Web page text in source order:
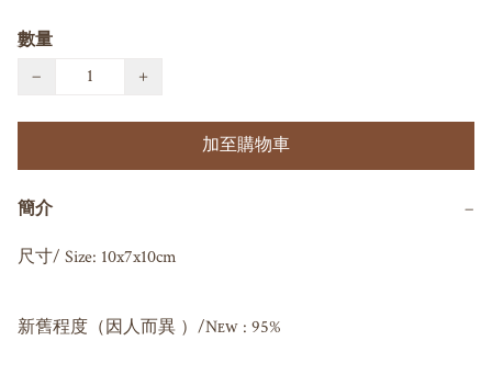
數量
−
+
加至購物車
簡介 −
尺寸/ Size: 10x7x10cm
新舊程度（因人而異 ）/Nᴇᴡ : 95%